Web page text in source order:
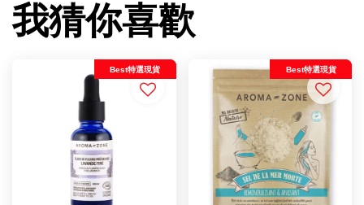
我猜你喜歡
Best特選現貨 Best特選現貨